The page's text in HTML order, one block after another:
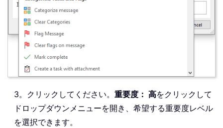
3。クリックしてください。 重要度： 高をクリックして
ドロップダウンメニューを開き、希望する重要度レベル
を選択できます。